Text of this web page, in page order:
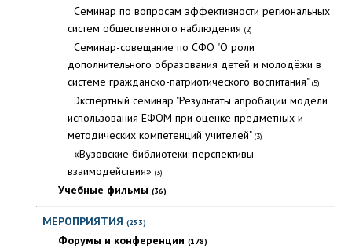
Семинар по вопросам эффективности региональных
систем общественного наблюдения (2)
Семинар-совещание по СФО "О роли
дополнительного образования детей и молодёжи в
системе гражданско-патриотического воспитания" (5)
Экспертный семинар "Результаты апробации модели
использования ЕФОМ при оценке предметных и
методических компетенций учителей" (3)
«Вузовские библиотеки: перспективы
взаимодействия» (3)
Учебные фильмы (36)
МЕРОПРИЯТИЯ (253)
Форумы и конференции (178)